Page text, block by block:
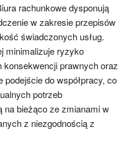
rachunkowe dysponują
w zakresie przepisów
świadczonych usług.
minimalizuje ryzyko
konsekwencji prawnych oraz
do współpracy, co
potrzeb
na bieżąco ze zmianami w
z niezgodnością z